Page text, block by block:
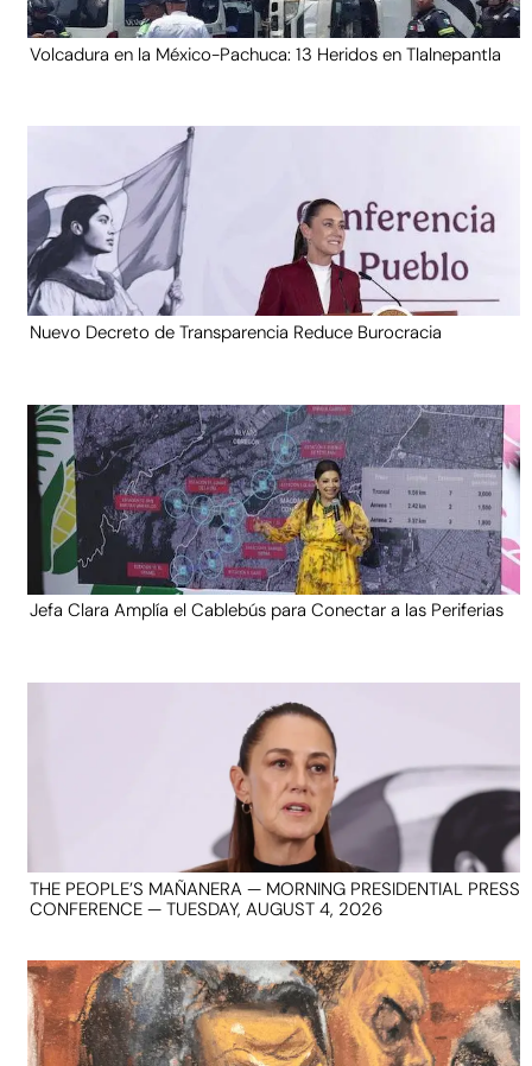
Volcadura en la México-Pachuca: 13 Heridos en Tlalnepantla
Nuevo Decreto de Transparencia Reduce Burocracia
Jefa Clara Amplía el Cablebús para Conectar a las Periferias
THE PEOPLE’S MAÑANERA — MORNING PRESIDENTIAL PRESS
CONFERENCE — TUESDAY, AUGUST 4, 2026